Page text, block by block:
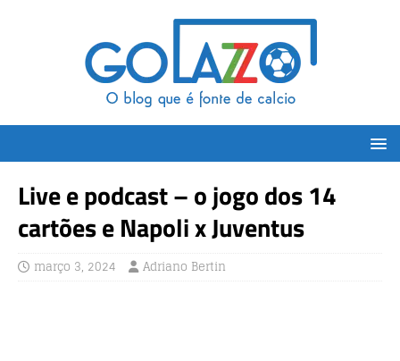
Live e podcast – o jogo dos 14
cartões e Napoli x Juventus
março 3, 2024 Adriano Bertin